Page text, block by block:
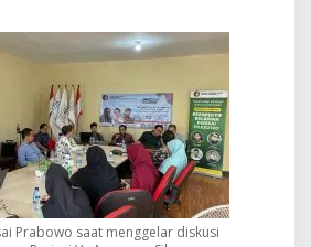
a
b
e
l
a
r
D Prabowo saat menggelar diskusi